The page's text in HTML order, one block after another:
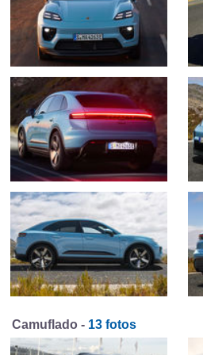
Camuflado - 13 fotos